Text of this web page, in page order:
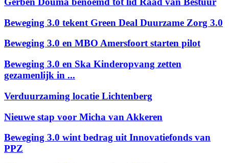
Beweging 3.0 tekent Green Deal Duurzame Zorg 3.0
Beweging 3.0 en MBO Amersfoort starten pilot
Beweging 3.0 en Ska Kinderopvang zetten
gezamenlijk in ...
Verduurzaming locatie Lichtenberg
Nieuwe stap voor Micha van Akkeren
Beweging 3.0 wint bedrag uit Innovatiefonds van
PPZ